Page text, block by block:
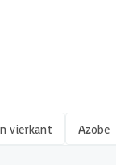
vierkant Azobe